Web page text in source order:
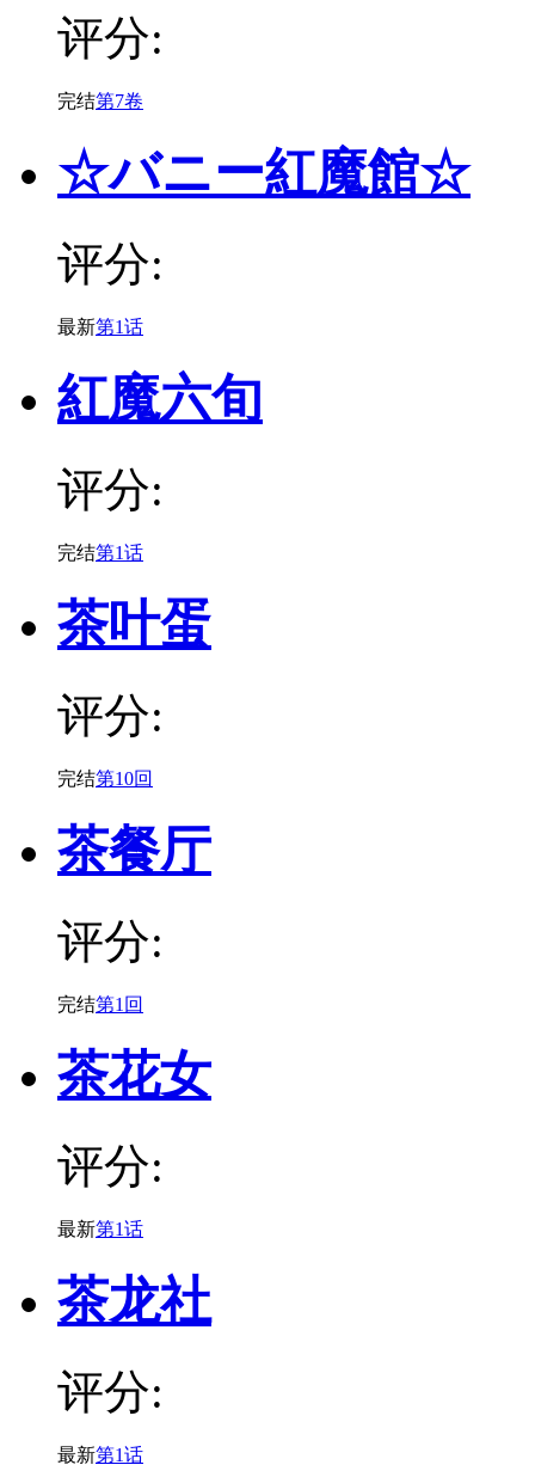
评分:
完结第7卷
☆バニー紅魔館☆
评分:
最新第1话
紅魔六旬
评分:
完结第1话
茶叶蛋
评分:
完结第10回
茶餐厅
评分:
完结第1回
茶花女
评分:
最新第1话
茶龙社
评分:
最新第1话